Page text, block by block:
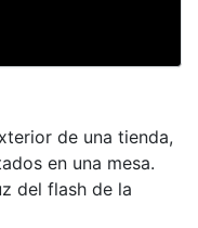
de una tienda,
en una mesa.
del flash de la